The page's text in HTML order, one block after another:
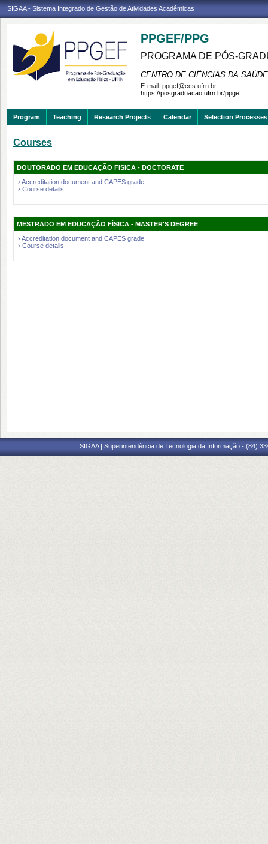
SIGAA - Sistema Integrado de Gestão de Atividades Acadêmicas
PPGEF/PPG
PROGRAMA DE PÓS-
CENTRO DE CIÊNCIAS DA SAÚDE
E-mail: ppgef@ccs.ufrn.br
https://posgraduacao.ufrn.br/ppgef
Program Teaching Research Projects Calendar Selection Processes
Courses
DOUTORADO EM EDUCAÇÃO FISICA - DOCTORATE
› Accreditation document and CAPES grade
› Course details
MESTRADO EM EDUCAÇÃO FÍSICA - MASTER'S DEGREE
› Accreditation document and CAPES grade
› Course details
SIGAA | Superintendência de Tecnologia da Informação - (84)